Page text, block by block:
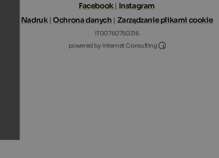
Facebook | Instagram
Nadruk |Ochrona danych | Zarządzanie plikami cookie
IT00760750216
powered by Internet Consulting
Internet